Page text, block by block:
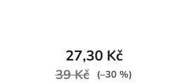
27,30 Kč
39 Kč (–30 %)